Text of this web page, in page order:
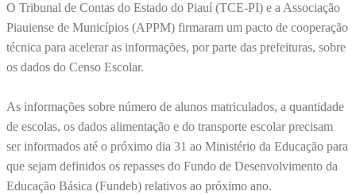
O Tribunal de Contas do Estado do Piauí (TCE-PI) e a Associação
Piauiense de Municípios (APPM) firmaram um pacto de cooperação
técnica para acelerar as informações, por parte das prefeituras, sobre
os dados do Censo Escolar.
As informações sobre número de alunos matriculados, a quantidade
de escolas, os dados alimentação e do transporte escolar precisam
ser informados até o próximo dia 31 ao Ministério da Educação para
que sejam definidos os repasses do Fundo de Desenvolvimento da
Educação Básica (Fundeb) relativos ao próximo ano.